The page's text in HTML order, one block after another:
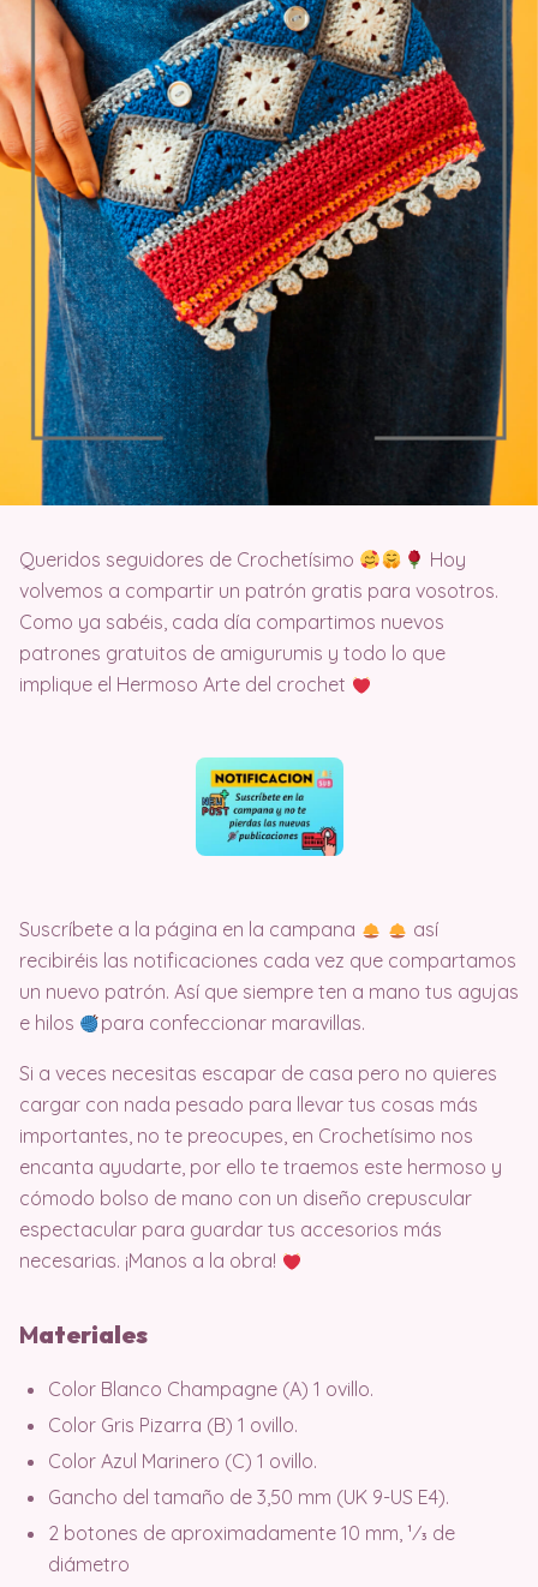
Queridos seguidores de Crochetísimo
Hoy
volvemos a compartir un patrón gratis para vosotros.
Como ya sabéis, cada día compartimos nuevos
patrones gratuitos de amigurumis y todo lo que
implique el Hermoso Arte del crochet
Suscríbete a la página en la campana
así
recibiréis las notificaciones cada vez que compartamos
un nuevo patrón. Así que siempre ten a mano tus agujas
e hilos
para confeccionar maravillas.
Si a veces necesitas escapar de casa pero no quieres
cargar con nada pesado para llevar tus cosas más
importantes, no te preocupes, en Crochetísimo nos
encanta ayudarte, por ello te traemos este hermoso y
cómodo bolso de mano con un diseño crepuscular
espectacular para guardar tus accesorios más
necesarias. ¡Manos a la obra!
Materiales
Color Blanco Champagne (A) 1 ovillo.
Color Gris Pizarra (B) 1 ovillo.
Color Azul Marinero (C) 1 ovillo.
Gancho del tamaño de 3,50 mm (UK 9-US E4).
2 botones de aproximadamente 10 mm, 1⁄3 de
diámetro